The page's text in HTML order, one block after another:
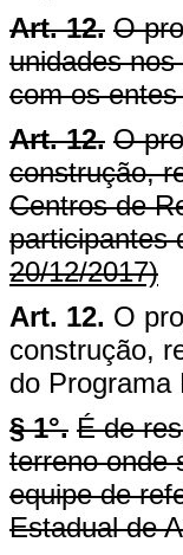
Art. 12. O
unidades
com os
Art. 12. O
construção,
Centros de
participantes
20/12/2017)
Art. 12. O
construção,
do Programa
§ 1°. É de
terreno onde
equipe de
Estadual de